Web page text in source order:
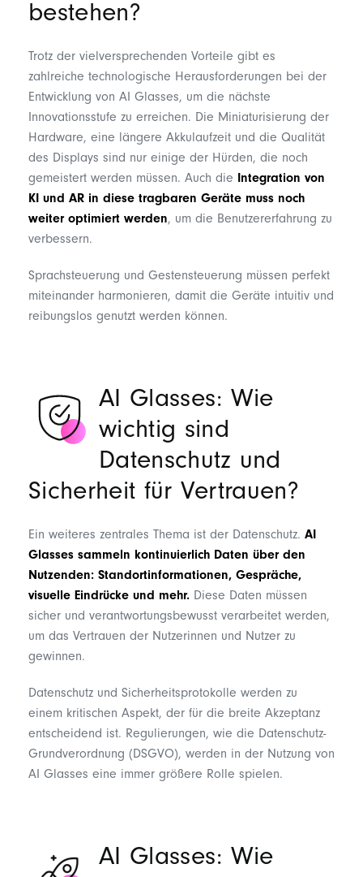
bestehen?
Trotz der vielversprechenden Vorteile gibt es
zahlreiche technologische Herausforderungen bei der
Entwicklung von AI Glasses, um die nächste
Innovationsstufe zu erreichen. Die Miniaturisierung der
Hardware, eine längere Akkulaufzeit und die Qualität
des Displays sind nur einige der Hürden, die noch
gemeistert werden müssen. Auch die Integration von
KI und AR in diese tragbaren Geräte muss noch
weiter optimiert werden, um die Benutzererfahrung zu
verbessern.
Sprachsteuerung und Gestensteuerung müssen perfekt
miteinander harmonieren, damit die Geräte intuitiv und
reibungslos genutzt werden können.
AI Glasses: Wie
wichtig sind
Datenschutz und
Sicherheit für Vertrauen?
Ein weiteres zentrales Thema ist der Datenschutz. AI
Glasses sammeln kontinuierlich Daten über den
Nutzenden: Standortinformationen, Gespräche,
visuelle Eindrücke und mehr. Diese Daten müssen
sicher und verantwortungsbewusst verarbeitet werden,
um das Vertrauen der Nutzerinnen und Nutzer zu
gewinnen.
Datenschutz und Sicherheitsprotokolle werden zu
einem kritischen Aspekt, der für die breite Akzeptanz
entscheidend ist. Regulierungen, wie die Datenschutz-
Grundverordnung (DSGVO), werden in der Nutzung von
AI Glasses eine immer größere Rolle spielen.
AI Glasses: Wie